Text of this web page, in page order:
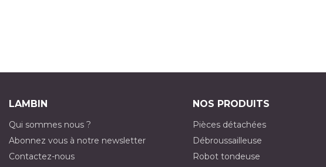
LAMBIN
Qui sommes nous ?
Abonnez vous à notre newsletter
Contactez-nous
NOS PRODUITS
Pièces détachées
Débroussailleuse
Robot tondeuse